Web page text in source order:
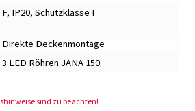
F, IP20, Schutzklasse I
Direkte Deckenmontage
3 LED Röhren JANA 150
sind zu beachten!